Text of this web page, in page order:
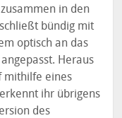
in den
bündig mit
optisch an das
Heraus
mithilfe eines
ihr übrigens
des